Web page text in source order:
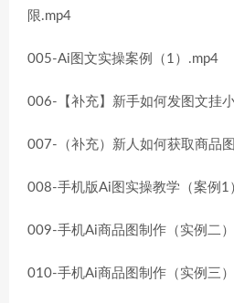
限.mp4
005-Ai图文实操案例（1）.mp4
006-【补充】新手如何发图文挂
007-（补充）新人如何获取商品
008-手机版Ai图实操教学（案例1
009-手机Ai商品图制作（实例二
010-手机Ai商品图制作（实例三